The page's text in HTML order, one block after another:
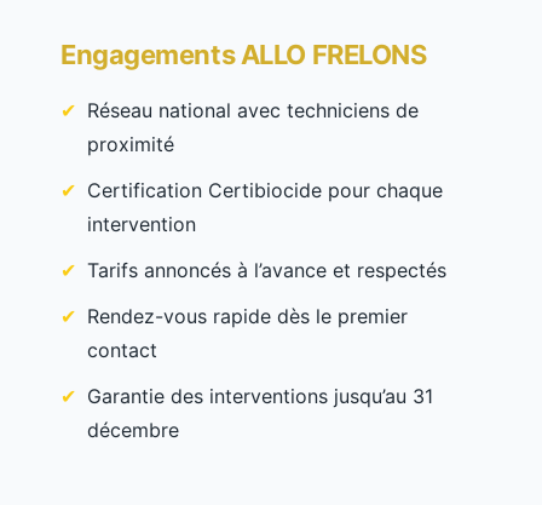
Engagements ALLO FRELONS
Réseau national avec techniciens de
proximité
Certification Certibiocide pour chaque
intervention
Tarifs annoncés à l’avance et respectés
Rendez-vous rapide dès le premier
contact
Garantie des interventions jusqu’au 31
décembre